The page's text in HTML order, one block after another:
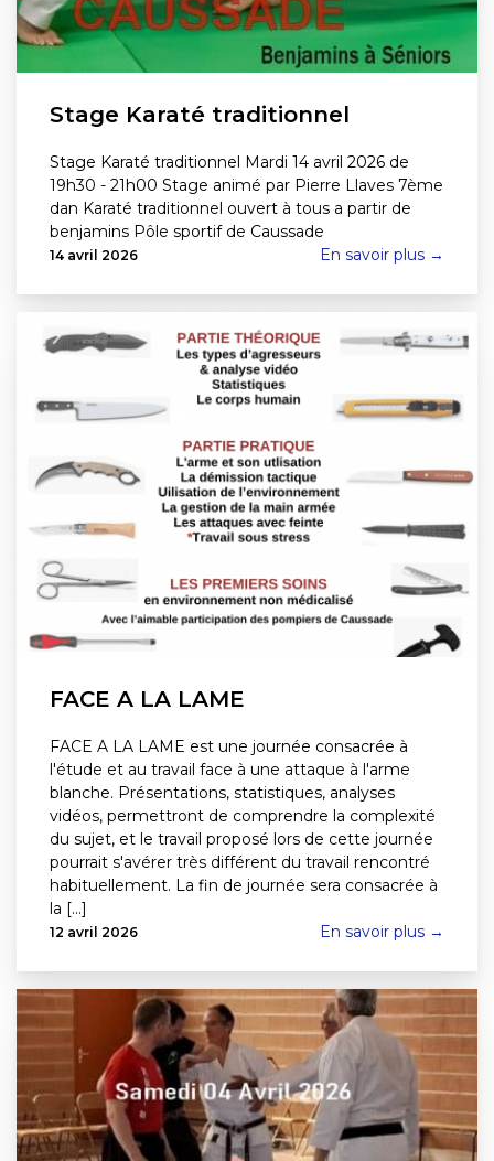
Stage Karaté traditionnel
Stage Karaté traditionnel Mardi 14 avril 2026 de
19h30 - 21h00 Stage animé par Pierre Llaves 7ème
dan Karaté traditionnel ouvert à tous a partir de
benjamins Pôle sportif de Caussade
14 avril 2026 En savoir plus →
FACE A LA LAME
FACE A LA LAME est une journée consacrée à
l'étude et au travail face à une attaque à l'arme
blanche. Présentations, statistiques, analyses
vidéos, permettront de comprendre la complexité
du sujet, et le travail proposé lors de cette journée
pourrait s'avérer très différent du travail rencontré
habituellement. La fin de journée sera consacrée à
la [...]
12 avril 2026 En savoir plus →